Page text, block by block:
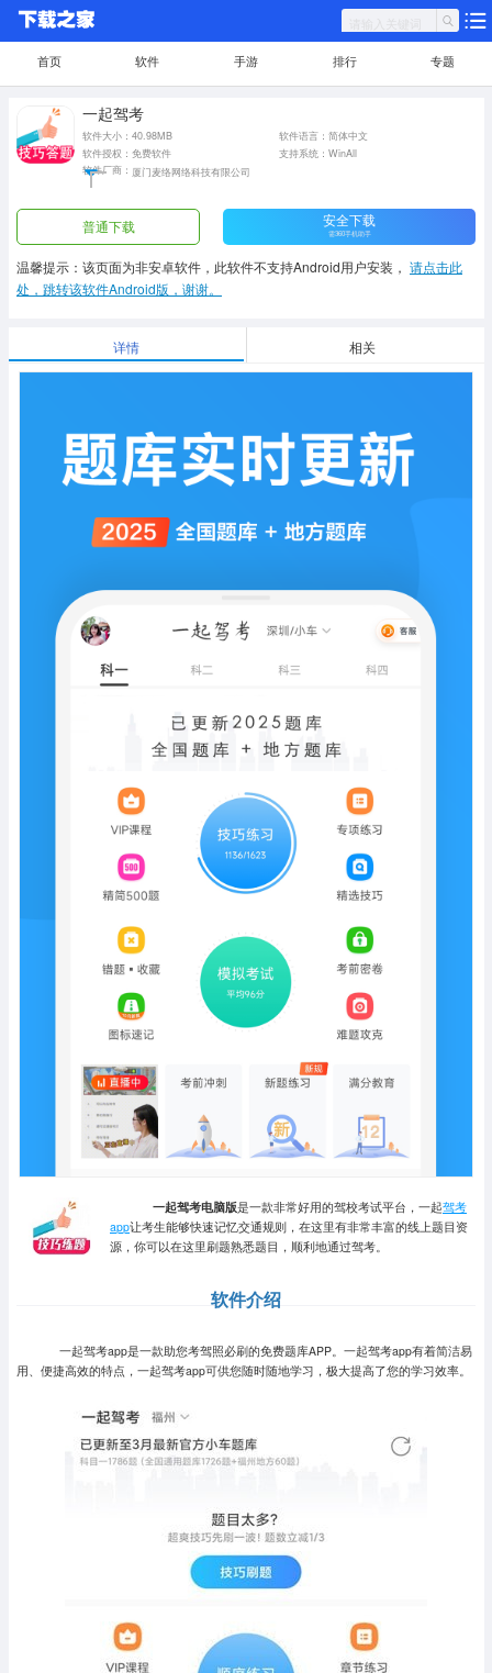
首页 软件 手游 排行 专题
一起驾考
软件大小：40.98MB
软件语言：简体中文
软件授权：免费软件
支持系统：WinAll
软件厂商： 厦门麦络网络科技有限公司
普通下载 安全下载
需360手机助手
温馨提示：该页面为非安卓软件，此软件不支持Android用户安装， 请点击此
处，跳转该软件Android版，谢谢。
详情 相关
一起驾考电脑版是一款非常好用的驾校考试平台，一起驾考
app让考生能够快速记忆交通规则，在这里有非常丰富的线上题目资
源，你可以在这里刷题熟悉题目，顺利地通过驾考。
软件介绍
一起驾考app是一款助您考驾照必刷的免费题库APP。一起驾考app有着简洁易
用、便捷高效的特点，一起驾考app可供您随时随地学习，极大提高了您的学习效率。